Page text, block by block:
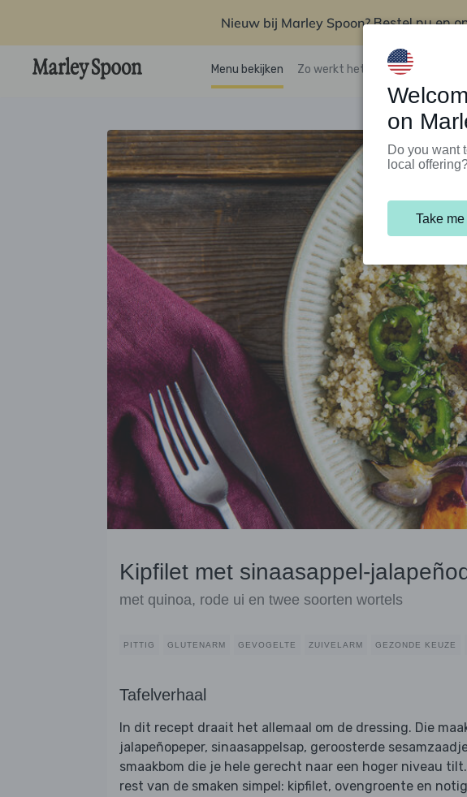
Nieuw bij Marley Spoon?Bestel nu en
Menu bekijken Zo werkt het Klantenservice
Kipfilet met sinaasappel-
met quinoa, rode ui en twee soorten wortels
PITTIG GLUTENARM GEVOGELTE ZUIVELARM GEZONDE KEUZE
Tafelverhaal
In dit recept draait het allemaal om de dressing. Die
jalapeñopeper, sinaasappelsap, geroosterde
smaakbom die je hele gerecht naar een hoger niveau
rest van de smaken simpel: kipfilet, ovengroente en
on
Do you want
local
Take